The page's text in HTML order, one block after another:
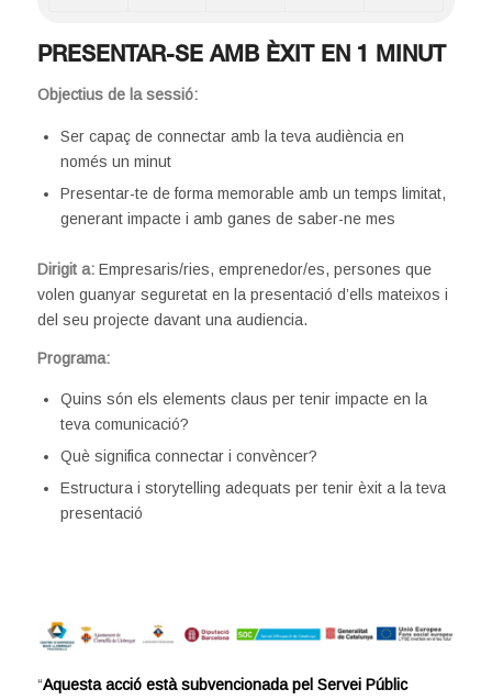
PRESENTAR-SE AMB ÈXIT EN 1 MINUT
Objectius de la sessió:
Ser capaç de connectar amb la teva audiència en
només un minut
Presentar-te de forma memorable amb un temps limitat,
generant impacte i amb ganes de saber-ne mes
Dirigit a: Empresaris/ries, emprenedor/es, persones que
volen guanyar seguretat en la presentació d’ells mateixos i
del seu projecte davant una audiencia.
Programa:
Quins són els elements claus per tenir impacte en la
teva comunicació?
Què significa connectar i convèncer?
Estructura i storytelling adequats per tenir èxit a la teva
presentació
“Aquesta acció està subvencionada pel Servei Públic